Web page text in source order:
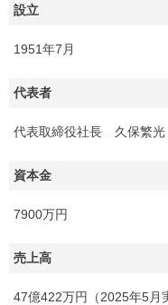
設立
1951年7月
代表者
代表取締役社長 久保繁光
資本金
7900万円
売上高
47億422万円（2025年5月